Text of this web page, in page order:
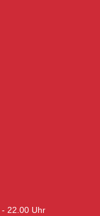
22.00 Uhr